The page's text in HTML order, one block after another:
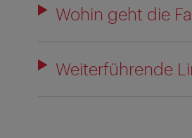
Wohin geht die
Weiterführende